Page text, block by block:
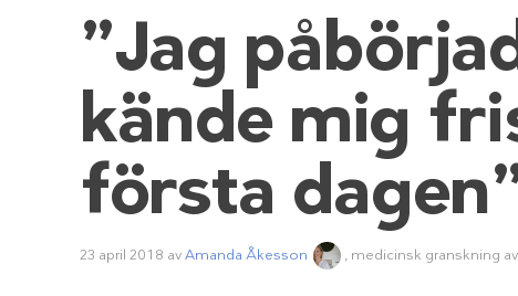
”Jag
kände mig
första
23 april 2018 avAmanda Åkesson , medicinsk granskning av